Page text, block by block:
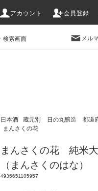
アカウント 会員登録
検索画面 メル
日本酒 蔵元別 日の丸醸造 都道
まんさくの花
まんさくの花 純米
（まんさくのはな）
4935651105957